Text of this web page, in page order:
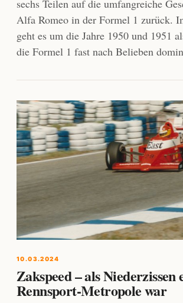
sechs Teilen auf die umfangreiche
Alfa Romeo in der Formel 1 zurück.
geht es um die Jahre 1950 und 1951
die Formel 1 fast nach Belieben
10.03.2024
Zakspeed – als Niederzissen
Rennsport-Metropole war